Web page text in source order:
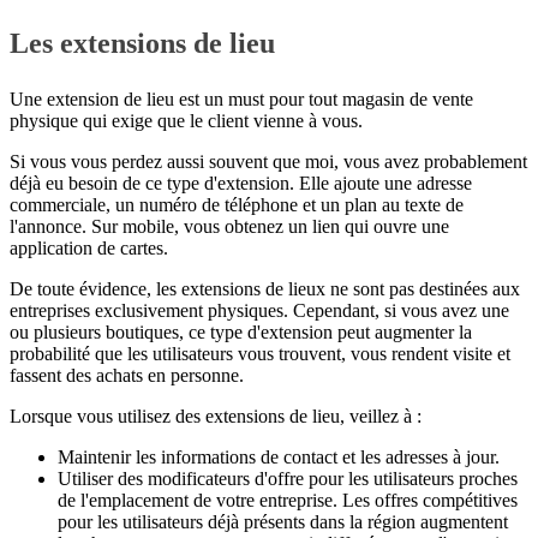
Les extensions de lieu
Une extension de lieu est un must pour tout magasin de vente
physique qui exige que le client vienne à vous.
Si vous vous perdez aussi souvent que moi, vous avez probablement
déjà eu besoin de ce type d'extension. Elle ajoute une adresse
commerciale, un numéro de téléphone et un plan au texte de
l'annonce. Sur mobile, vous obtenez un lien qui ouvre une
application de cartes.
De toute évidence, les extensions de lieux ne sont pas destinées aux
entreprises exclusivement physiques. Cependant, si vous avez une
ou plusieurs boutiques, ce type d'extension peut augmenter la
probabilité que les utilisateurs vous trouvent, vous rendent visite et
fassent des achats en personne.
Lorsque vous utilisez des extensions de lieu, veillez à :
Maintenir les informations de contact et les adresses à jour.
Utiliser des modificateurs d'offre pour les utilisateurs proches
de l'emplacement de votre entreprise. Les offres compétitives
pour les utilisateurs déjà présents dans la région augmentent